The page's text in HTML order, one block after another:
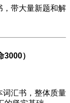
，带大量新题和解
）
词汇书，整体质量